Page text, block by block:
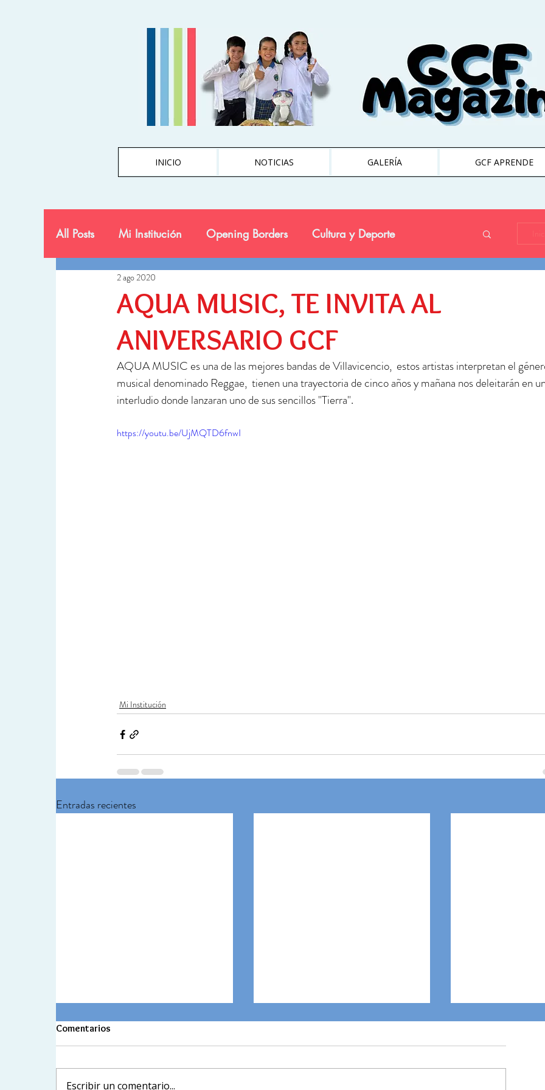
INICIO NOTICIAS GALERÍA GCF APRENDE
All Posts Mi Institución Opening Borders Cultura y Deporte
Ciencia y Tecnología
AQUA MUSIC, TE INVITA AL
ANIVERSARIO GCF
2 ago 2020
AQUA MUSIC es una de las mejores bandas de Villavicencio,  estos artistas interpretan el
musical denominado Reggae,  tienen una trayectoria de cinco años y mañana nos deleitarán en
interludio donde lanzaran uno de sus sencillos "Tierra".
https://youtu.be/UjMQTD6fnwI
Mi Institución
Entradas recientes
Comentarios
Escribir un comentario...